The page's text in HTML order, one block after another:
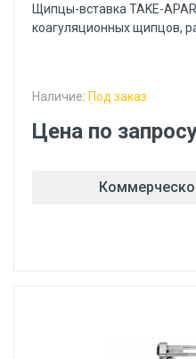
Щипцы-вставка TAKE-
коагуляционных щипцов,
Наличие: Под заказ
Цена по